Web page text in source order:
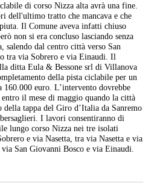
di corso Nizza alta avrà una fine.
dell'ultimo tratto che mancava e che
Il Comune aveva infatti chiuso
non si era concluso lasciando senza
salendo dal centro città verso San
tra via Sobrero e via Einaudi. Il
ditta Eula & Bessone srl di Villanova
della pista ciclabile per un
160.000 euro. L’intervento dovrebbe
il mese di maggio quando la città
della tappa del Giro d’Italia da Sanremo
I lavori consentiranno di
lungo corso Nizza nei tre isolati
e via Nasetta, tra via Nasetta e via
San Giovanni Bosco e via Einaudi.